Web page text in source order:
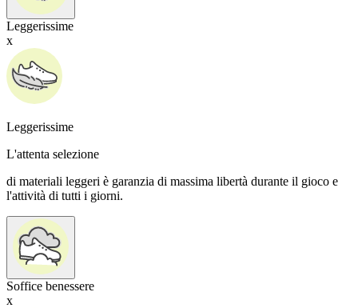
Leggerissime
x
Leggerissime
L'attenta selezione
di materiali leggeri è garanzia di massima libertà durante il gioco e
l'attività di tutti i giorni.
Soffice benessere
x